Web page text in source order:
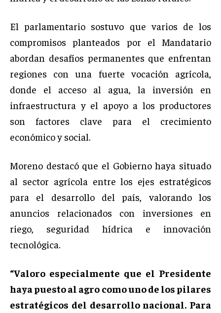
El parlamentario sostuvo que varios de los
compromisos planteados por el Mandatario
abordan desafíos permanentes que enfrentan
regiones con una fuerte vocación agrícola,
donde el acceso al agua, la inversión en
infraestructura y el apoyo a los productores
son factores clave para el crecimiento
económico y social.
Moreno destacó que el Gobierno haya situado
al sector agrícola entre los ejes estratégicos
para el desarrollo del país, valorando los
anuncios relacionados con inversiones en
riego, seguridad hídrica e innovación
tecnológica.
“Valoro especialmente que el Presidente
haya puesto al agro como uno de los pilares
estratégicos del desarrollo nacional. Para